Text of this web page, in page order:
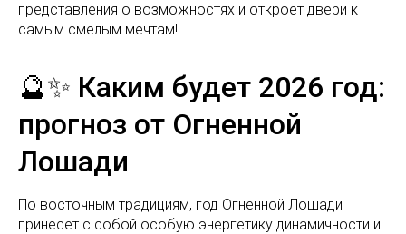
представления о возможностях и откроет двери к
самым смелым мечтам!
🔮✨ Каким будет 2026 год:
прогноз от Огненной
Лошади
По восточным традициям, год Огненной Лошади
принесёт с собой особую энергетику динамичности и